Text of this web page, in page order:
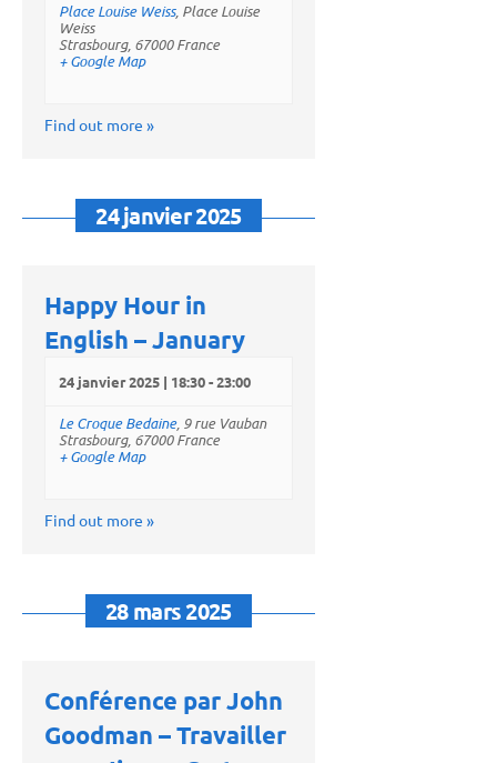
Place Louise Weiss, Place Louise
Weiss
Strasbourg, 67000 France
+ Google Map
Find out more »
24 janvier 2025
Happy Hour in
English – January
24 janvier 2025 | 18:30-23:00
Le Croque Bedaine, 9 rue Vauban
Strasbourg, 67000 France
+ Google Map
Find out more »
28 mars 2025
Conférence par John
Goodman – Travailler